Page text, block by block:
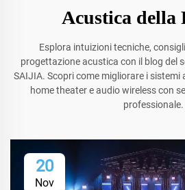
Acustica della
Esplora intuizioni tecniche,
progettazione acustica con il blog del
SAIJIA. Scopri come migliorare i
home theater e audio wireless con
professionale.
20
Nov